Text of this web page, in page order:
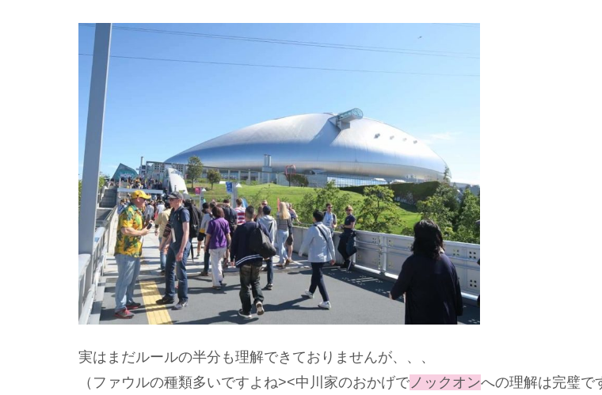
実はまだルールの半分も理解できておりませんが、、、
（ファウルの種類多いですよね><中川家のおかげで ノックオンへの理解は完璧で